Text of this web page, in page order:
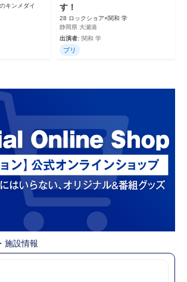
キンメダイ
す！
28 ロックショア×関和 学
静岡県 大瀬港
出演者: 関和 学
ブリ
施設情報